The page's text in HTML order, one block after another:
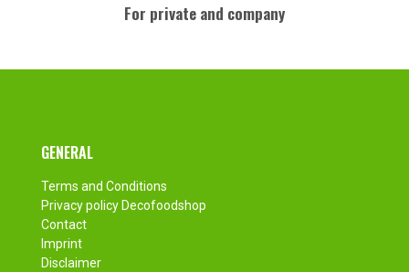
For private and company
Footer
GENERAL
Terms and Conditions
Privacy policy Decofoodshop
Contact
Imprint
Disclaimer